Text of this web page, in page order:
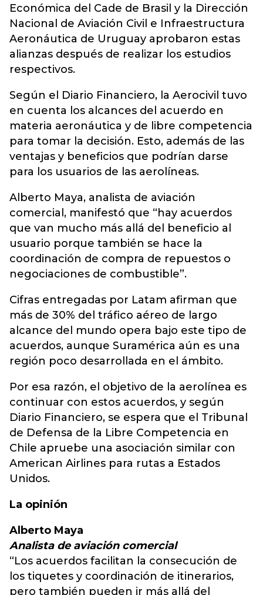
Económica del Cade de Brasil y la Dirección
Nacional de Aviación Civil e Infraestructura
Aeronáutica de Uruguay aprobaron estas
alianzas después de realizar los estudios
respectivos.
Según el Diario Financiero, la Aerocivil tuvo
en cuenta los alcances del acuerdo en
materia aeronáutica y de libre competencia
para tomar la decisión. Esto, además de las
ventajas y beneficios que podrían darse
para los usuarios de las aerolíneas.
Alberto Maya, analista de aviación
comercial, manifestó que “hay acuerdos
que van mucho más allá del beneficio al
usuario porque también se hace la
coordinación de compra de repuestos o
negociaciones de combustible”.
Cifras entregadas por Latam afirman que
más de 30% del tráfico aéreo de largo
alcance del mundo opera bajo este tipo de
acuerdos, aunque Suramérica aún es una
región poco desarrollada en el ámbito.
Por esa razón, el objetivo de la aerolínea es
continuar con estos acuerdos, y según
Diario Financiero, se espera que el Tribunal
de Defensa de la Libre Competencia en
Chile apruebe una asociación similar con
American Airlines para rutas a Estados
Unidos.
La opinión
Alberto Maya
Analista de aviación comercial
“Los acuerdos facilitan la consecución de
los tiquetes y coordinación de itinerarios,
pero también pueden ir más allá del